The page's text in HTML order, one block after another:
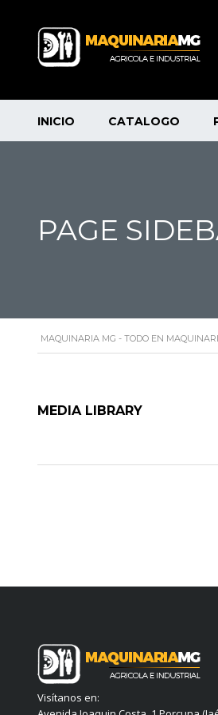
INICIO CATALOGO
PAGE
MAQUINARIA MG - TODO EN
MEDIA LIBRARY
Visítanos en: